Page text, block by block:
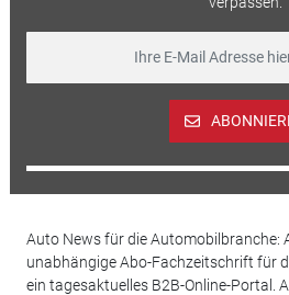
Auto News für die Automobilbranche:
unabhängige Abo-Fachzeitschrift für
ein tagesaktuelles B2B-Online-Portal.